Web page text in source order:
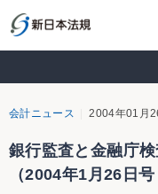
会計ニュース 2004年01月
銀行監査と金融庁
（2004年1月26日